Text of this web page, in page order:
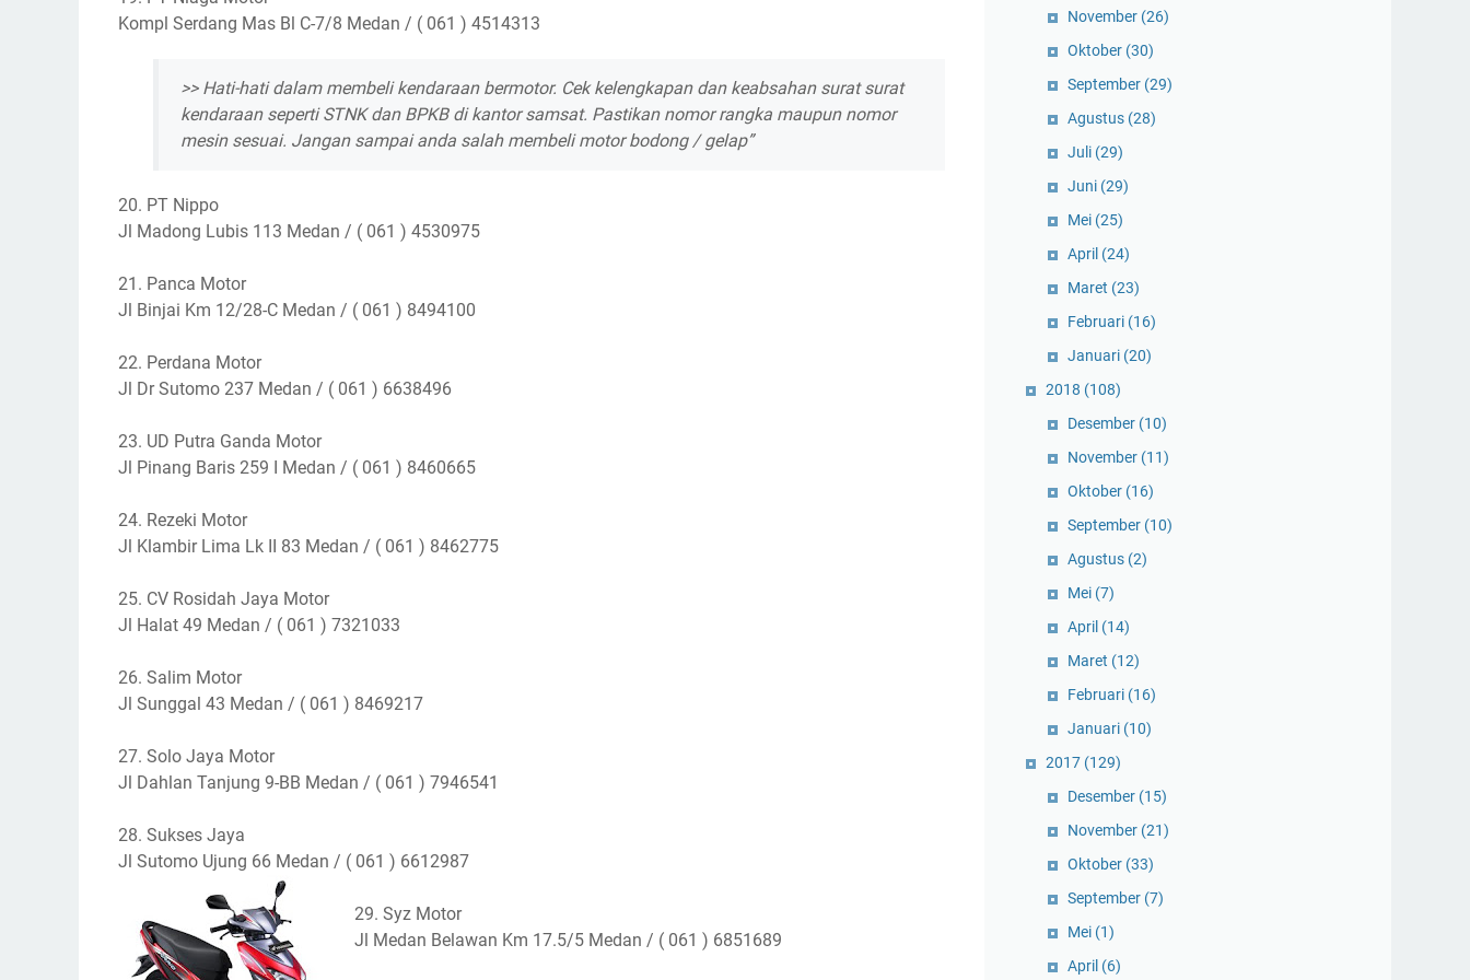
Kompl Serdang Mas Bl C-7/8 Medan / ( 061 ) 4514313
>> Hati-hati dalam membeli kendaraan bermotor. Cek kelengkapan dan keabsahan surat surat
kendaraan seperti STNK dan BPKB di kantor samsat. Pastikan nomor rangka maupun nomor
mesin sesuai. Jangan sampai anda salah membeli motor bodong / gelap”
20. PT Nippo
Jl Madong Lubis 113 Medan / ( 061 ) 4530975
21. Panca Motor
Jl Binjai Km 12/28-C Medan / ( 061 ) 8494100
22. Perdana Motor
Jl Dr Sutomo 237 Medan / ( 061 ) 6638496
23. UD Putra Ganda Motor
Jl Pinang Baris 259 I Medan / ( 061 ) 8460665
24. Rezeki Motor
Jl Klambir Lima Lk II 83 Medan / ( 061 ) 8462775
25. CV Rosidah Jaya Motor
Jl Halat 49 Medan / ( 061 ) 7321033
26. Salim Motor
Jl Sunggal 43 Medan / ( 061 ) 8469217
27. Solo Jaya Motor
Jl Dahlan Tanjung 9-BB Medan / ( 061 ) 7946541
28. Sukses Jaya
Jl Sutomo Ujung 66 Medan / ( 061 ) 6612987
29. Syz Motor
Jl Medan Belawan Km 17.5/5 Medan / ( 061 ) 6851689
November (26)
Oktober (30)
September (29)
Agustus (28)
Juli (29)
Juni (29)
Mei (25)
April (24)
Maret (23)
Februari (16)
Januari (20)
2018 (108)
Desember (10)
November (11)
Oktober (16)
September (10)
Agustus (2)
Mei (7)
April (14)
Maret (12)
Februari (16)
Januari (10)
2017 (129)
Desember (15)
November (21)
Oktober (33)
September (7)
Mei (1)
April (6)